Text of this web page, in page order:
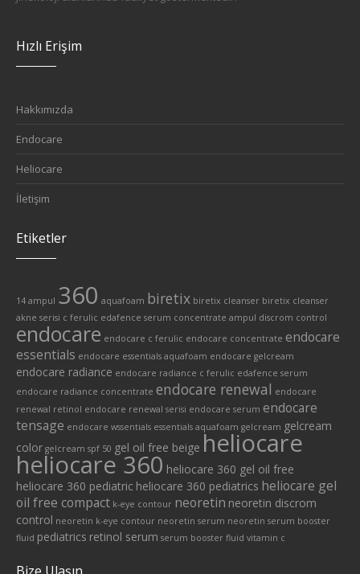
Hızlı Erişim
Hakkımızda
Endocare
Heliocare
İletişim
Etiketler
14 ampul 360 aquafoam biretix biretix cleanser biretix cleanser
akne serisi c ferulic edafence serum concentrate ampul discrom control
endocare endocare c ferulic endocare concentrate endocare
essentials endocare essentials aquafoam endocare gelcream
endocare radiance endocare radiance c ferulic edafence serum
endocare radiance concentrate endocare renewal endocare
renewal retinol endocare renewal serisi endocare serum endocare
tensage endocare wssentials essentials aquafoam gelcream gelcream
color gelcream spf 50 gel oil free beige heliocare
heliocare 360 heliocare 360 gel oil free
heliocare 360 pediatric heliocare 360 pediatrics heliocare gel
oil free compact k-eye contour neoretin neoretin discrom
control neoretin k-eye contour neoretin serum neoretin serum booster
fluid pediatrics retinol serum serum booster fluid vitamin c